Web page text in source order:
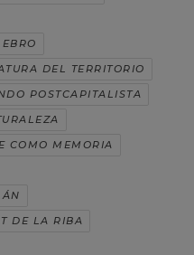
DEL TERRITORIO
POSTCAPITALISTA
COMO MEMORIA
DE LA RIBA